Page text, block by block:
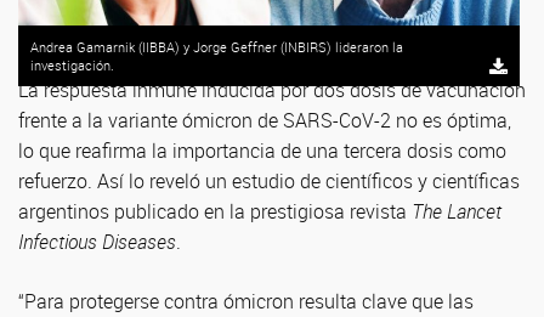
Andrea Gamarnik (IIBBA) y Jorge Geffner (INBIRS) lideraron la
investigación.
La respuesta inmune inducida por dos dosis de vacunación
frente a la variante ómicron de SARS-CoV-2 no es óptima,
lo que reafirma la importancia de una tercera dosis como
refuerzo. Así lo reveló un estudio de científicos y científicas
argentinos publicado en la prestigiosa revista The Lancet
Infectious Diseases.
“Para protegerse contra ómicron resulta clave que las